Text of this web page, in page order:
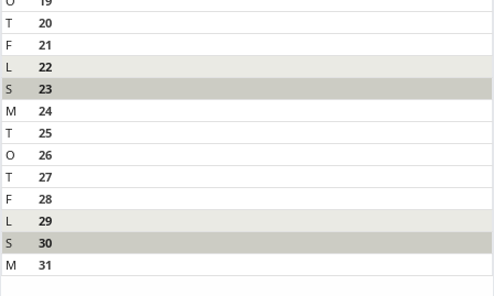
T
20
F
21
L
22
S
23
M
24
T
25
O
26
T
27
F
28
L
29
S
30
M
31